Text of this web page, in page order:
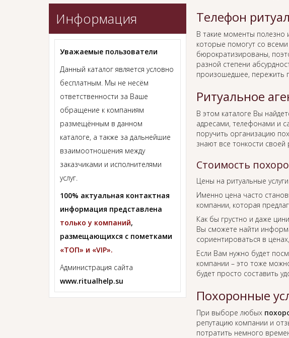
Телефон
В такие моменты полезно
которые помогут со
бюрократизированы,
разной степени
произошедшее, пережить
Ритуальное
В этом каталоге Вы
адресами, телефонами и
поручить организацию
знают все тонкости
Стоимость
Цены на ритуальные
Именно цена часто
компании, которая
Как бы грустно и даже
Вы сможете найти
сориентироваться в
Если Вам нужно будет
компании – это тоже
будет просто составить
Похоронные
При выборе любых
репутацию компании и
потратить немного
Информация
Уважаемые пользователи
Данный каталог является условно
бесплатным. Мы не несём
ответственности за Ваше
обращение к компаниям
размещённым в данном
каталоге, а также за дальнейшие
взаимоотношения между
заказчиками и исполнителями
услуг.
100% актуальная контактная
информация представлена
только у компаний,
размещающихся с пометками
«ТОП» и «VIP».
Администрация сайта
www.ritualhelp.su